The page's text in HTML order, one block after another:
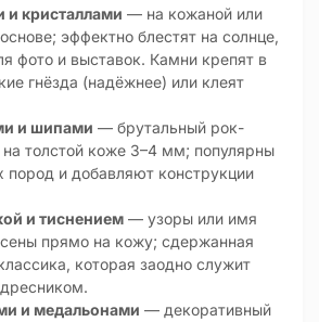
и кристаллами — на кожаной или
эффектно блестят на солнце,
фото и выставок. Камни крепят в
гнёзда (надёжнее) или клеят
и шипами — брутальный рок-
толстой коже 3–4 мм; популярны
пород и добавляют конструкции
и тиснением — узоры или имя
прямо на кожу; сдержанная
которая заодно служит
и медальонами — декоративный